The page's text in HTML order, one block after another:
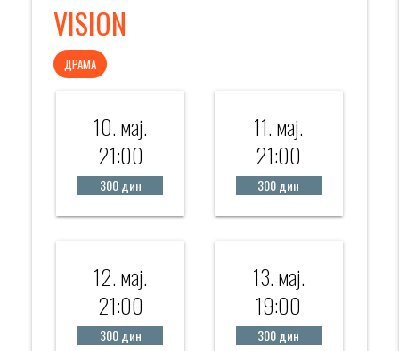
VISION
ДРАМА
10. мај.
21:00
300 дин
11. мај.
21:00
300 дин
12. мај.
21:00
300 дин
13. мај.
19:00
300 дин